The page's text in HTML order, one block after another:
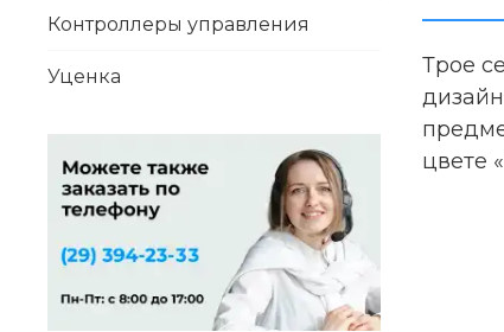
Трое
цвете
Контроллеры управления
Уценка